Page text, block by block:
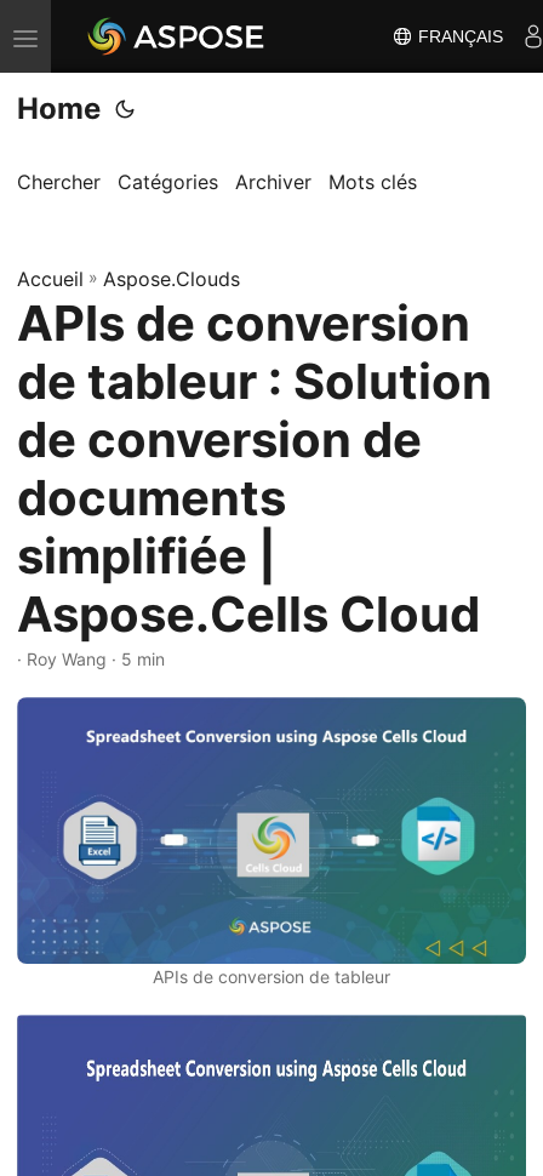
B
a
s
u
r
l
a
n
v
i
g
a
i
o
FRANÇAIS
Home
Chercher Catégories Archiver Mots clés
Accueil » Aspose.Clouds
APIs de conversion
de tableur : Solution
de conversion de
documents
simplifiée |
Aspose.Cells Cloud
· Roy Wang · 5 min
APIs de conversion de tableur